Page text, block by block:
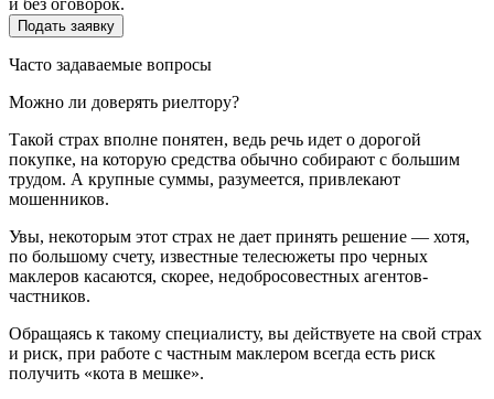
Часто задаваемые вопросы
Можно ли доверять риелтору?
Такой страх вполне понятен, ведь речь идет о дорогой
покупке, на которую средства обычно собирают с большим
трудом. А крупные суммы, разумеется, привлекают
мошенников.
Увы, некоторым этот страх не дает принять решение — хотя,
по большому счету, известные телесюжеты про черных
маклеров касаются, скорее, недобросовестных агентов-
частников.
Обращаясь к такому специалисту, вы действуете на свой страх
и риск, при работе с частным маклером всегда есть риск
получить «кота в мешке».